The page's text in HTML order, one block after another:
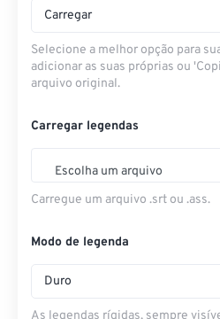
Carregar
Selecione a melhor opção para
adicionar as suas próprias ou
arquivo original.
Carregar legendas
Escolha um arquivo
Carregue um arquivo .srt ou .ass.
Modo de legenda
Duro
As legendas rígidas, sempre